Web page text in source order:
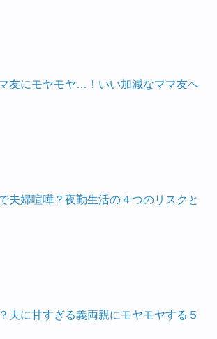
友にモヤモヤ…！いい加減なママ友へ
夫婦喧嘩？夜勤生活の４つのリスクと
夫に甘すぎる義両親にモヤモヤする５